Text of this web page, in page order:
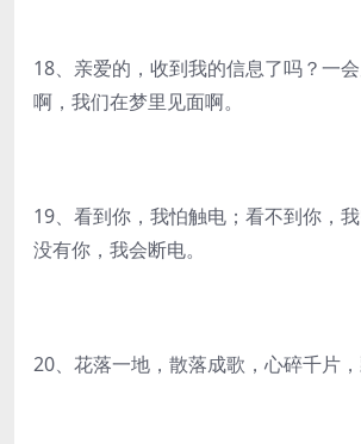
18、亲爱的，收到我的信息了吗？一
啊，我们在梦里见面啊。
19、看到你，我怕触电；看不到你，
没有你，我会断电。
20、花落一地，散落成歌，心碎千片，